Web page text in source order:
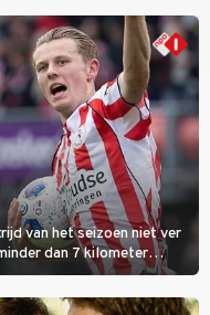
van het seizoen niet ver
dan 7 kilometer
Nacho Ferri aan van